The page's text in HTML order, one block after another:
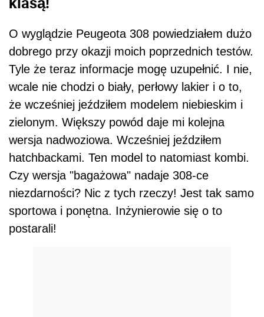
O wyglądzie Peugeota 308 powiedziałem dużo
dobrego przy okazji moich poprzednich testów.
Tyle że teraz informacje mogę uzupełnić. I nie,
wcale nie chodzi o biały, perłowy lakier i o to,
że wcześniej jeździłem modelem niebieskim i
zielonym. Większy powód daje mi kolejna
wersja nadwoziowa. Wcześniej jeździłem
hatchbackami. Ten model to natomiast kombi.
Czy wersja "bagażowa" nadaje 308-ce
niezdarności? Nic z tych rzeczy! Jest tak samo
sportowa i ponętna. Inżynierowie się o to
postarali!